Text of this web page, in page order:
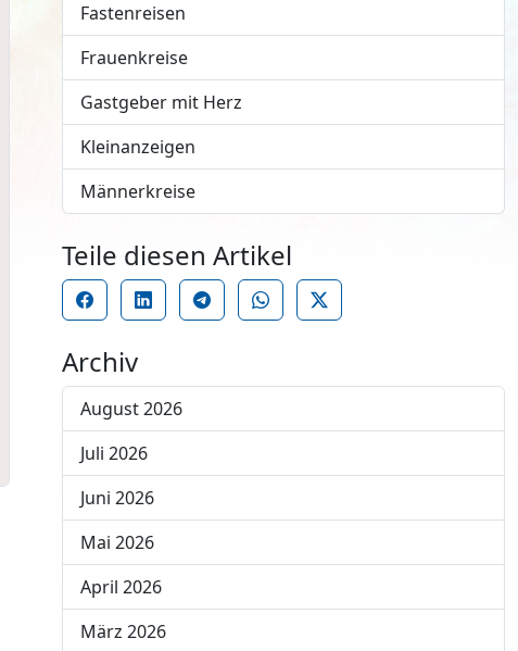
Fastenreisen
Frauenkreise
Gastgeber mit Herz
Kleinanzeigen
Männerkreise
Teile diesen Artikel
Archiv
August 2026
Juli 2026
Juni 2026
Mai 2026
April 2026
März 2026